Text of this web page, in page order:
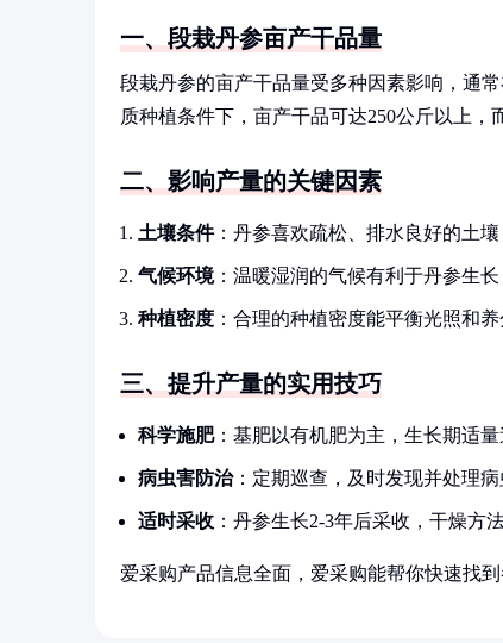
一、段栽丹参亩产干品量
段栽丹参的亩产干品量受多种因素影响，通
质种植条件下，亩产干品可达250公斤以上，
二、影响产量的关键因素
土壤条件：丹参喜欢疏松、排水良好的土壤
气候环境：温暖湿润的气候有利于丹参生长
种植密度 ：合理的种植密度能平衡光照和
三、提升产量的实用技巧
科学施肥：基肥以有机肥为主，生长期适量
病虫害防治：定期巡查，及时发现并处理病
适时采收 ：丹参生长2-3年后采收，干燥方
爱采购产品信息全面，爱采购能帮你快速找